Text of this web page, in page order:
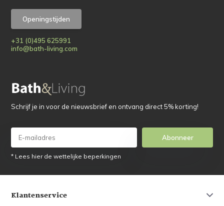
Openingstijden
+31 (0)495 625991
info@bath-living.com
Schrijf je in voor de nieuwsbrief en ontvang direct 5% korting!
Abonneer
* Lees hier de wettelijke beperkingen
Klantenservice